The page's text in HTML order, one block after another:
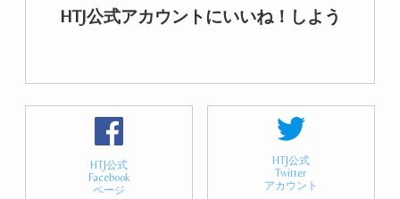
HTJ公式アカウントにいいね！しよう
HTJ公式
Facebook
ページ
HTJ公式
Twitter
アカウント